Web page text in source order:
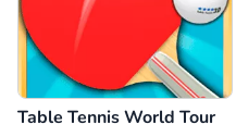
Table Tennis World Tour